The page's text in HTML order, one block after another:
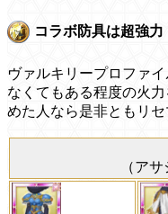
コラボ防具は超強力
ヴァルキリープロファ
なくてもある程度の火
めた人なら是非ともリセ
（ア